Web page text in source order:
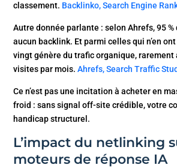
classement. Backlinko, Search Engine
Autre donnée parlante : selon Ahrefs, 95 %
aucun backlink. Et parmi celles qui n’en
vingt génère du trafic organique, rarement
visites par mois.Ahrefs, Search Traffic
Ce n’est pas une incitation à acheter en
froid : sans signal off-site crédible, votre
handicap structurel.
L’impact du netlinking
moteurs de réponse IA